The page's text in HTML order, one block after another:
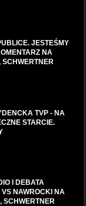
JESTEŚMY
NA
SCHWERTNER
TVP - NA
STARCIE.
I DEBATA
NAWROCKI NA
SCHWERTNER